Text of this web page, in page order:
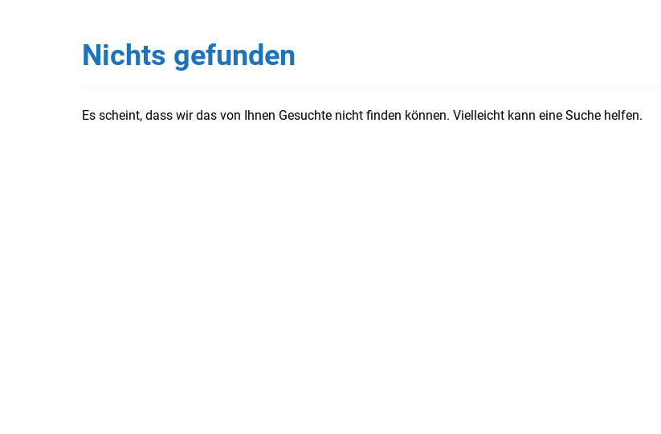
Nichts gefunden
Es scheint, dass wir das von Ihnen Gesuchte nicht finden können. Vielleicht kann eine Suche helfen.